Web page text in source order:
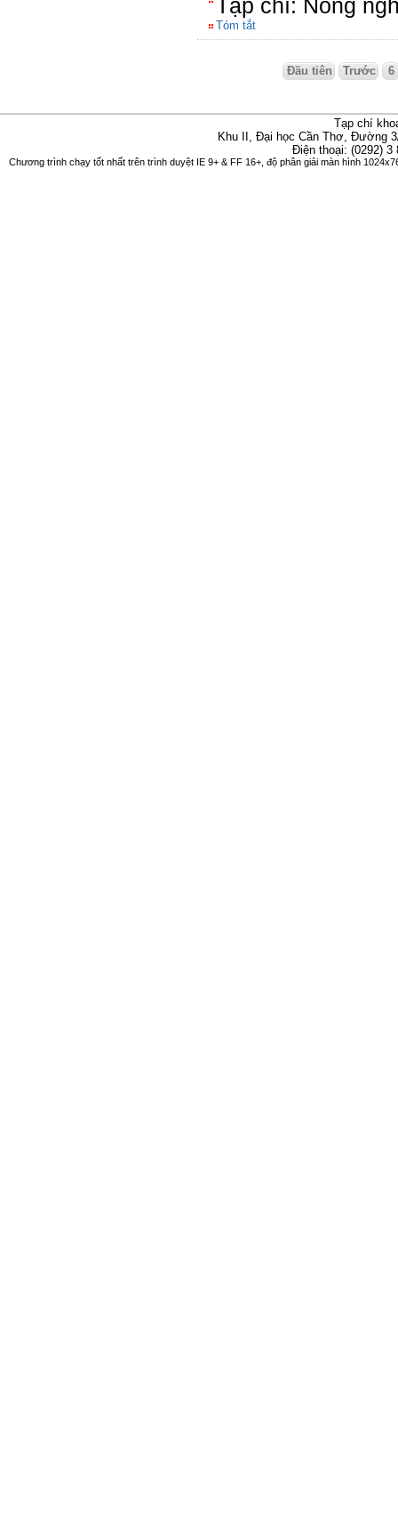
Tạp chí: Nông
Tóm tắt
Đầu tiên Trước 6
Tạp chí
Khu II, Đại học Cần Thơ, Đường
Điện thoại: (0292)
Chương trình chạy tốt nhất trên trình duyệt IE 9+ & FF 16+, độ phân giải màn hình